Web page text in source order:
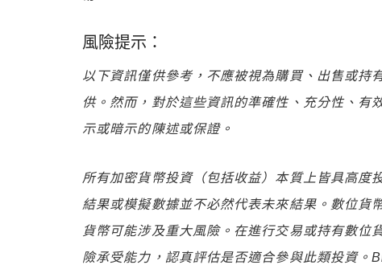
風險提示：
以下資訊僅供參考，不應被視為購買、出售或持
供。然而，對於這些資訊的準確性、充分性、有
示或暗示的陳述或保證。
所有加密貨幣投資（包括收益）本質上皆具高度
結果或模擬數據並不必然代表未來結果。數位貨
貨幣可能涉及重大風險。在進行交易或持有數位
險承受能力，認真評估是否適合參與此類投資。